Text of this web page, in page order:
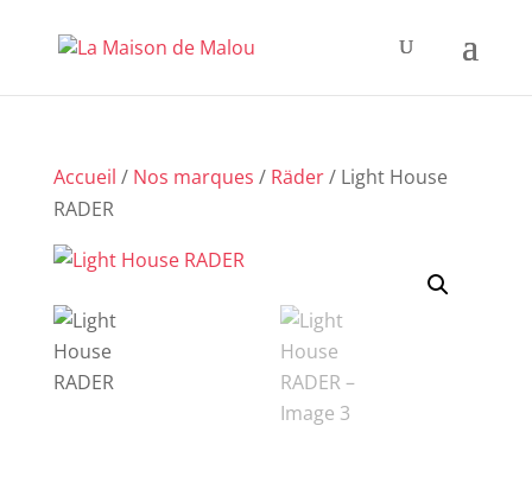
Accueil / Nos marques / Räder/ Light House
RADER